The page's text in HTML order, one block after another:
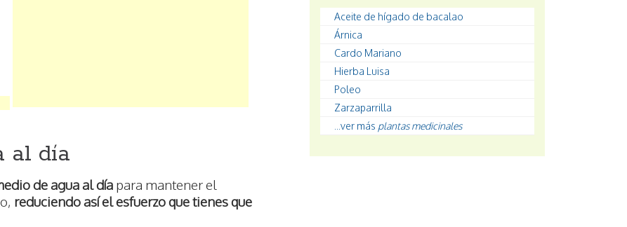
al día
de agua al día para mantener el
reduciendo así el esfuerzo que tienes que
Aceite de hígado de bacalao
Árnica
Cardo Mariano
Hierba Luisa
Poleo
Zarzaparrilla
...ver más plantas medicinales